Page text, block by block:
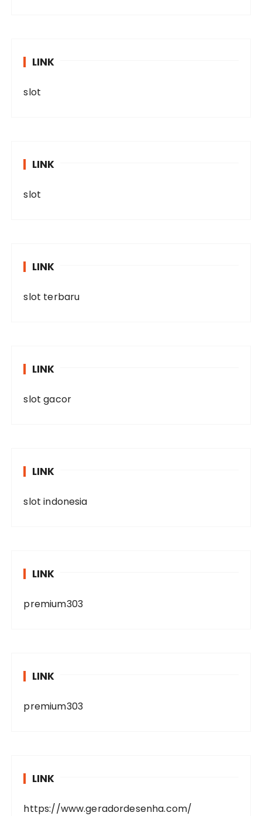
LINK
slot
LINK
slot
LINK
slot terbaru
LINK
slot gacor
LINK
slot indonesia
LINK
premium303
LINK
premium303
LINK
https://www.geradordesenha.com/